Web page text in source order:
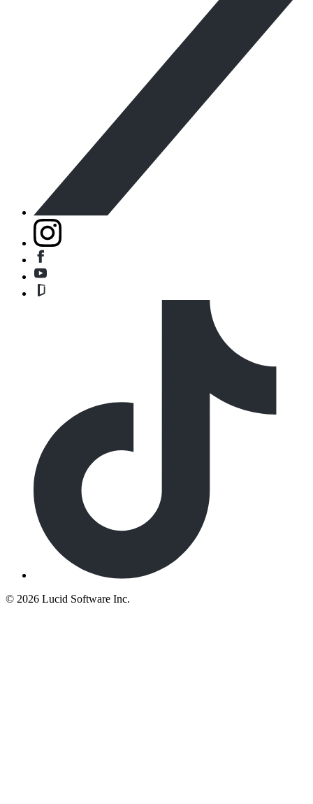
© 2026 Lucid Software Inc.